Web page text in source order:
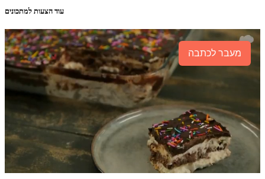
עוד הצעות למתכונים
מעבר לכתבה